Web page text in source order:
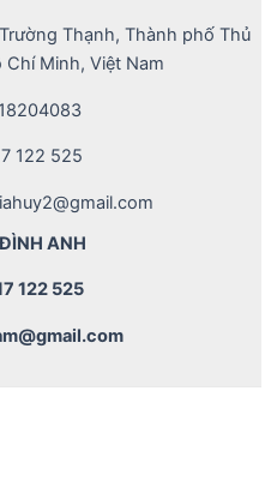
Thạnh, Thành phố Thủ
Minh, Việt Nam
122 525
ANH
122 525